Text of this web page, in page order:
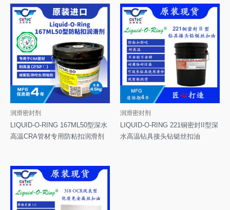
润滑密封剂
LIQUID-O-RING 167ML50型深水
高温CRA管材专用防粘扣润滑剂
润滑密封剂
LIQUID-O-RING 221铜密封II型深
水高温钻具接头钻铤丝扣油